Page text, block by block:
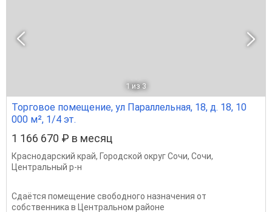
1 из 3
Торговое помещение, ул Параллельная, 18, д. 18, 10
000 м², 1/4 эт.
1 166 670 ₽ в месяц
Краснодарский край, Городской округ Сочи, Сочи,
Центральный р-н
Сдаётся помещение свободного назначения от
собственника в Центральном районе